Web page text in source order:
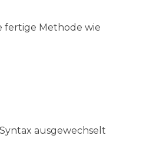
fertige Methode wie
ausgewechselt